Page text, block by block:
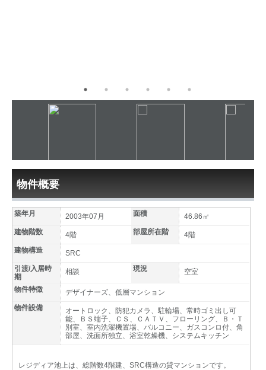
物件概要
築年月 2003年07月 面積
46.86㎡
建物階数
4階 部屋所在階
4階
建物構造
SRC
引渡/入居時
期
相談 現況 空室
物件特徴
デザイナーズ、低層マンション
物件設備
オートロック、防犯カメラ、駐輪場、常時ゴミ出し可
能、ＢＳ端子、ＣＳ、ＣＡＴＶ、フローリング、Ｂ・Ｔ
別室、室内洗濯機置場、バルコニー、ガスコンロ付、角
部屋、洗面所独立、浴室乾燥機、システムキッチン
レジディア池上は、総階数4階建、SRC構造の貸マンションです。